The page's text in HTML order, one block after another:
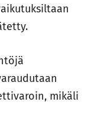
mikäli